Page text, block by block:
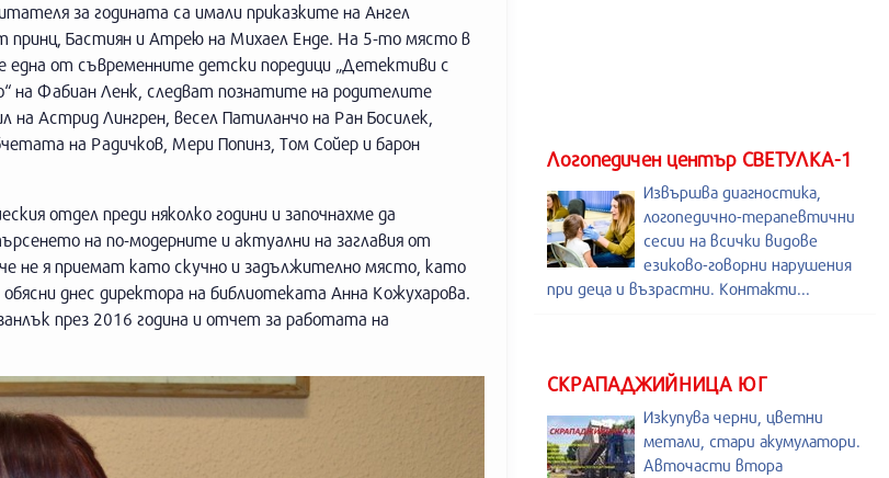
за годината са имали приказките на Ангел
принц, Бастиян и Атрею на Михаел Енде. На 5-то място в
една от съвременните детски поредици „Детективи с
на Фабиан Ленк, следват познатите на родителите
на Астрид Лингрен, весел Патиланчо на Ран Босилек,
на Радичков, Мери Попинз, Том Сойер и барон
отдел преди няколко години и започнахме да
на по-модерните и актуални на заглавия от
не я приемат като скучно и задължително място, като
днес директора на библиотеката Анна Кожухарова.
през 2016 година и отчет за работата на
Логопедичен център СВЕТУЛКА-1
Извършва диагностика,
логопедично-терапевтични
сесии на всички видове
езиково-говорни нарушения
при деца и възрастни. Контакти...
СКРАПАДЖИЙНИЦА ЮГ
Изкупува черни, цветни
метали, стари акумулатори.
Авточасти втора